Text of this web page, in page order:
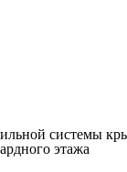
системы
этажа